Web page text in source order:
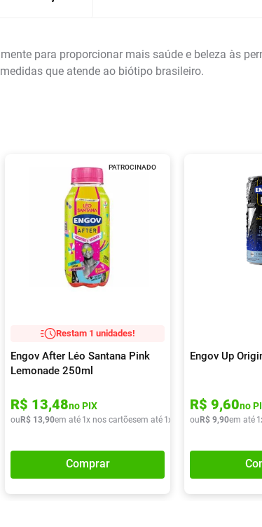
para proporcionar mais saúde e beleza às
que atende ao biótipo brasileiro.
R$ 9, 90
PATROCINADO
Restam 1 unidades!
Engov After Léo Santana Pink
Lemonade 250ml
R$ 13,48no PIX
ou R$ 13,90em até 1x nos cartõesem até 1x de R$ 13,90
Comprar
Engov Up
R$ 9,60no
ou R$ 9,90em até 1